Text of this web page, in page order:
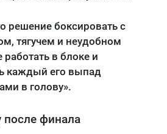
решение боксировать с
тягучем и неудобном
в блоке и
каждый его выпад
в голову».
после финала